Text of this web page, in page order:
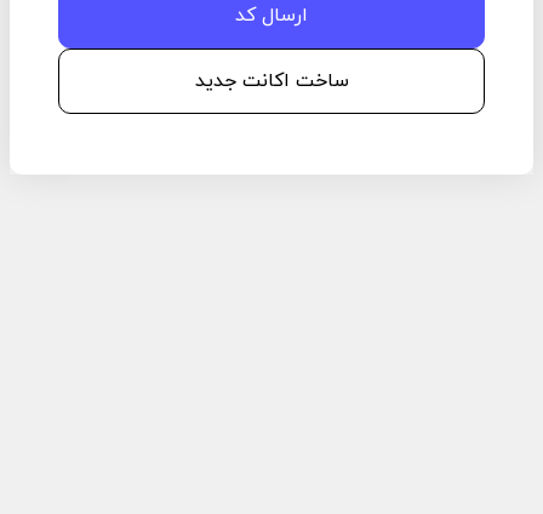
ساخت اکانت جدید